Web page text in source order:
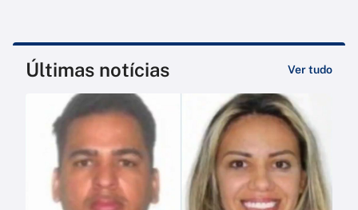
Últimas notícias Ver tudo